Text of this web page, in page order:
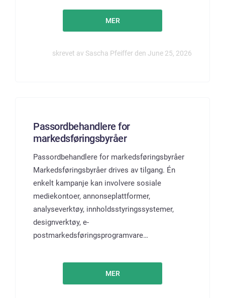
MER
skrevet av Sascha Pfeiffer den June 25, 2026
Passordbehandlere for
markedsføringsbyråer
Passordbehandlere for markedsføringsbyråer
Markedsføringsbyråer drives av tilgang. Én
enkelt kampanje kan involvere sosiale
mediekontoer, annonseplattformer,
analyseverktøy, innholdsstyringssystemer,
designverktøy, e-
postmarkedsføringsprogramvare…
MER